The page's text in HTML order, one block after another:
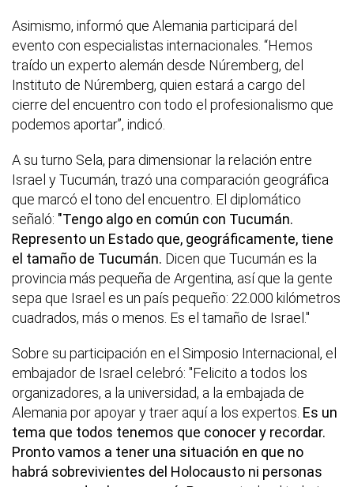
Asimismo, informó que Alemania participará del
evento con especialistas internacionales. “Hemos
traído un experto alemán desde Núremberg, del
Instituto de Núremberg, quien estará a cargo del
cierre del encuentro con todo el profesionalismo que
podemos aportar”, indicó.
A su turno Sela, para dimensionar la relación entre
Israel y Tucumán, trazó una comparación geográfica
que marcó el tono del encuentro. El diplomático
señaló: "Tengo algo en común con Tucumán.
Represento un Estado que, geográficamente, tiene
el tamaño de Tucumán. Dicen que Tucumán es la
provincia más pequeña de Argentina, así que la gente
sepa que Israel es un país pequeño: 22.000 kilómetros
cuadrados, más o menos. Es el tamaño de Israel."
Sobre su participación en el Simposio Internacional, el
embajador de Israel celebró: "Felicito a todos los
organizadores, a la universidad, a la embajada de
Alemania por apoyar y traer aquí a los expertos. Es un
tema que todos tenemos que conocer y recordar.
Pronto vamos a tener una situación en que no
habrá sobrevivientes del Holocausto ni personas